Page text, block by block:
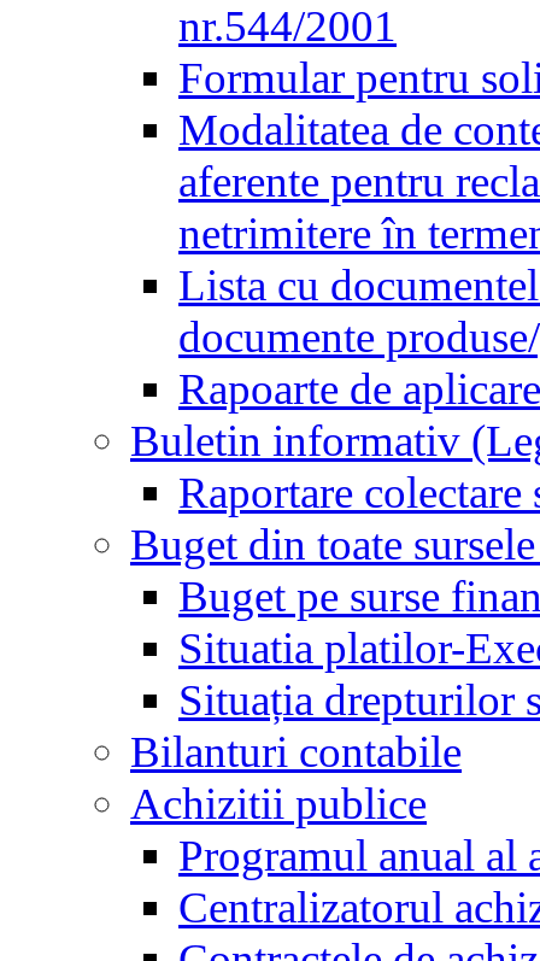
nr.544/2001
Formular pentru
Modalitatea de
aferente pentru
netrimitere în
Lista cu
documente
Rapoarte de
Buletin informativ
Raportare colectare
Buget din toate
Buget pe surse
Situatia platilor-
Situația drepturilor
Bilanturi contabile
Achizitii publice
Programul anual
Centralizatorul